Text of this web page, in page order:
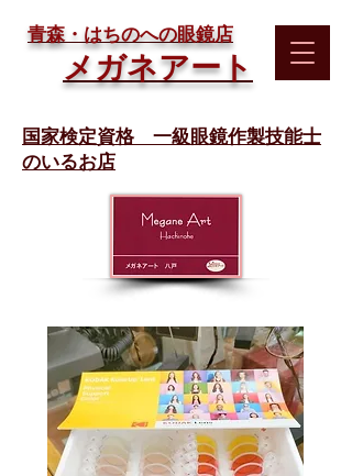
​青森・はちのへの眼鏡店
メガネアート
国家検定資格 一級眼鏡作製技能士
のいるお店